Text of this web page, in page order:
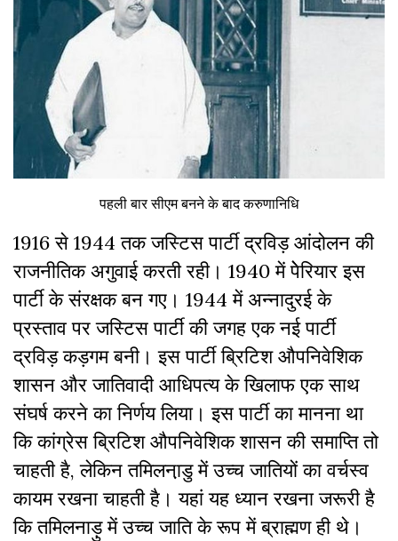
पहली बार सीएम बनने के बाद करुणानिधि
1916 से 1944 तक जस्टिस पार्टी द्रविड़ आंदोलन की
राजनीतिक अगुवाई करती रही। 1940 में पेेरियार इस
पार्टी के संरक्षक बन गए। 1944 में अन्नादुरई के
प्रस्ताव पर जस्टिस पार्टी की जगह एक नई पार्टी
द्रविड़ कड़गम बनी। इस पार्टी ब्रिटिश औपनिवेशिक
शासन और जातिवादी आधिपत्य के खिलाफ एक साथ
संघर्ष करने का निर्णय लिया। इस पार्टी का मानना था
कि कांग्रेस ब्रिटिश औपनिवेशिक शासन की समाप्ति तो
चाहती है, लेकिन तमिलना़डु में उच्च जातियों का वर्चस्व
कायम रखना चाहती है। यहां यह ध्यान रखना जरूरी है
कि तमिलनाड़ु में उच्च जाति के रूप में ब्राह्मण ही थे।